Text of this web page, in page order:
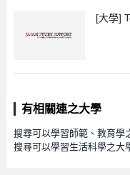
[大學]
有相關連之大學
搜尋可以學習師範、教育學
搜尋可以學習生活科學之大